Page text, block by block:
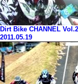
Dirt Bike CHANNEL
2011.05.19